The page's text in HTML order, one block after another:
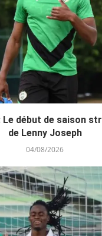
Le début de saison
de Lenny Joseph
04/08/2026